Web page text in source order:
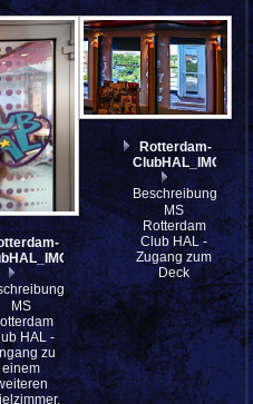
MS
HAL -
zu
einem
Rotterdam-
Beschreibung:
MS
Rotterdam
Club HAL -
Zugang zum
Deck